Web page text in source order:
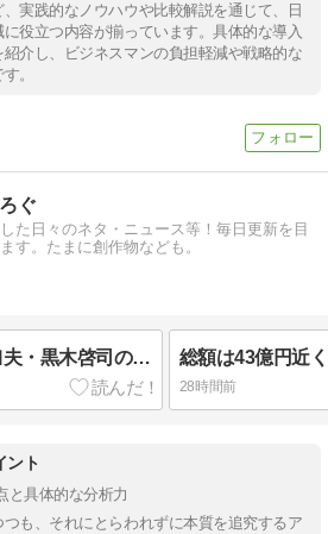
実践的なノウハウや比較解説を通じて、日
役立つ内容が揃っています。具体的な導入
介し、ビジネスマンの負担軽減や戦略的な
。
ぐ
た日々のネタ・ニュース等！毎日更新を目
す。たまに創作物なども。
宮崎麗果の｢DVの怪我｣夫・黒木啓司の逮捕で始まる｢夫婦の闘争｣
28時間前
ント
と具体的な分析力
も、それにとらわれずに本質を追究するア